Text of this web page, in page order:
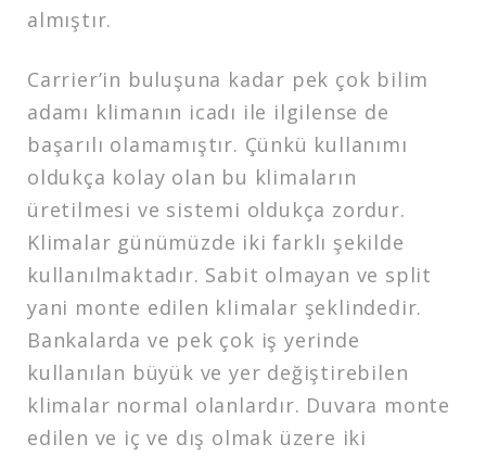
almıştır.
Carrier’in buluşuna kadar pek çok bilim
adamı klimanın icadı ile ilgilense de
başarılı olamamıştır. Çünkü kullanımı
oldukça kolay olan bu klimaların
üretilmesi ve sistemi oldukça zordur.
Klimalar günümüzde iki farklı şekilde
kullanılmaktadır. Sabit olmayan ve split
yani monte edilen klimalar şeklindedir.
Bankalarda ve pek çok iş yerinde
kullanılan büyük ve yer değiştirebilen
klimalar normal olanlardır. Duvara monte
edilen ve iç ve dış olmak üzere iki